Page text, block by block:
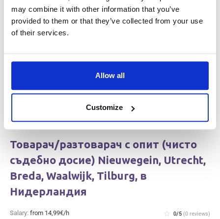
may combine it with other information that you’ve
provided to them or that they’ve collected from your use
of their services.
Allow all
Customize
Нидерландия
Salary:from 14,99€/h 0/5
Tilburg, Netherlands
Товарач/разтоварач с опит (чисто
съдебно досие) Nieuwegein, Utrecht,
Breda, Waalwijk, Tilburg, в
Нидерландия
Salary: from 14,99€/h star_border 0/5 (0 reviews)